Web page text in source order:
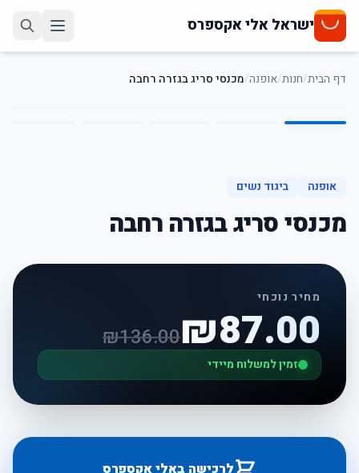
ישראל אלי אקספרס
דף הבית/חנות/אופנה/מכנסי סריג בגזרה רחבה
1
/
5
אופנה ביגוד נשים
מכנסי סריג בגזרה רחבה
מחיר נוכחי
₪87.00
₪136.00
זמין למשלוח מיידי
לרכישה באלי אקספרס